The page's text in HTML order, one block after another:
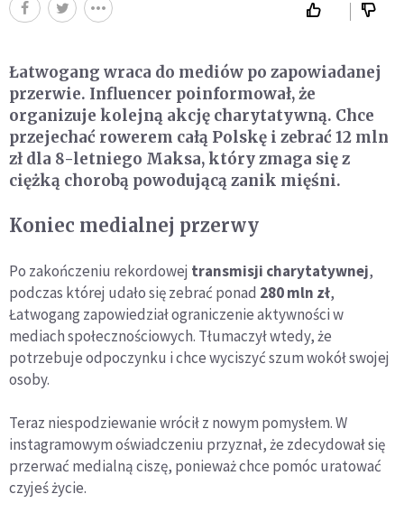
Łatwogang wraca do mediów po zapowiadanej
przerwie. Influencer poinformował, że
organizuje kolejną akcję charytatywną. Chce
przejechać rowerem całą Polskę i zebrać 12 mln
zł dla 8-letniego Maksa, który zmaga się z
ciężką chorobą powodującą zanik mięśni.
Koniec medialnej przerwy
Po zakończeniu rekordowej transmisji charytatywnej,
podczas której udało się zebrać ponad 280 mln zł,
Łatwogang zapowiedział ograniczenie aktywności w
mediach społecznościowych. Tłumaczył wtedy, że
potrzebuje odpoczynku i chce wyciszyć szum wokół swojej
osoby.
Teraz niespodziewanie wrócił z nowym pomysłem. W
instagramowym oświadczeniu przyznał, że zdecydował się
przerwać medialną ciszę, ponieważ chce pomóc uratować
czyjeś życie.